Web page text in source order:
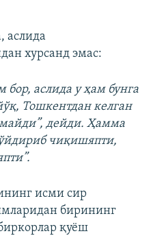
аслида
хурсанд эмас:
аслида у ҳам бунга
Тошкентдан келган
дейди. Ҳамма
чиқишяпти,
исми сир
бирининг
қуёш